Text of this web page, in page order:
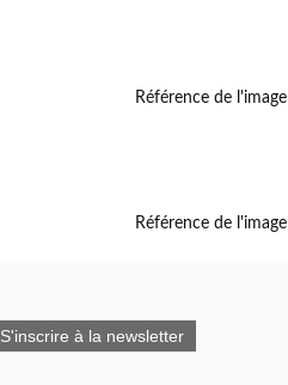
Référence de
Référence de
S'inscrire à la newsletter